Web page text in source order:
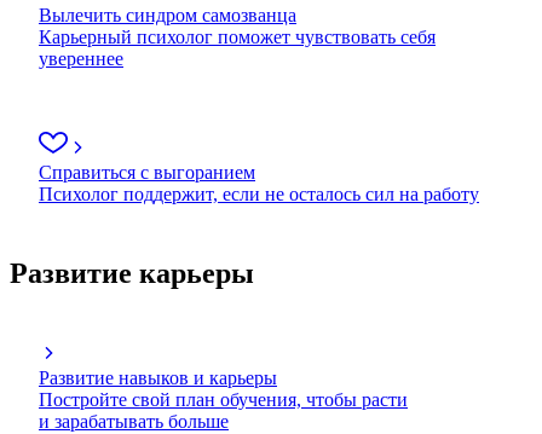
Вылечить синдром самозванца
Карьерный психолог поможет чувствовать себя
увереннее
Справиться с выгоранием
Психолог поддержит, если не осталось сил на работу
Развитие карьеры
Развитие навыков и карьеры
Постройте свой план обучения, чтобы расти
и зарабатывать больше